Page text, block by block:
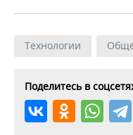
Технологии
Поделитесь в